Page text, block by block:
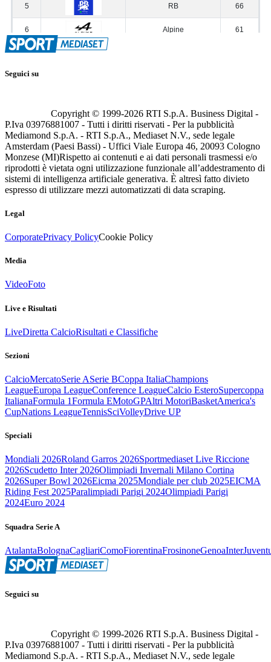
Seguici su
Copyright © 1999-2026 RTI S.p.A. Business Digital -
P.Iva 03976881007 - Tutti i diritti riservati - Per la pubblicità
Mediamond S.p.A. - RTI S.p.A., Mediaset N.V., sede legale
Amsterdam (Paesi Bassi) - Uffici Viale Europa 46, 20093 Cologno
Monzese (MI)Rispetto ai contenuti e ai dati personali trasmessi e/o
riprodotti è vietata ogni utilizzazione funzionale all’addestramento di
sistemi di intelligenza artificiale generativa. È altresì fatto divieto
espresso di utilizzare mezzi automatizzati di data scraping.
Legal
CorporatePrivacy PolicyCookie Policy
Media
VideoFoto
Live e Risultati
LiveDiretta CalcioRisultati e Classifiche
Sezioni
CalcioMercatoSerie ASerie BCoppa ItaliaChampions
LeagueEuropa LeagueConference LeagueCalcio EsteroSupercoppa
ItalianaFormula 1Formula EMotoGPAltri MotoriBasketAmerica's
CupNations LeagueTennisSciVolleyDrive UP
Speciali
Mondiali 2026Roland Garros 2026Sportmediaset Live Riccione
2026Scudetto Inter 2026Olimpiadi Invernali Milano Cortina
2026Super Bowl 2026Eicma 2025Mondiale per club 2025EICMA
Riding Fest 2025Paralimpiadi Parigi 2024Olimpiadi Parigi
2024Euro 2024
Squadra Serie A
AtalantaBolognaCagliariComoFiorentinaFrosinoneGenoaInter
Seguici su
Copyright © 1999-2026 RTI S.p.A. Business Digital -
P.Iva 03976881007 - Tutti i diritti riservati - Per la pubblicità
Mediamond S.p.A. - RTI S.p.A., Mediaset N.V., sede legale